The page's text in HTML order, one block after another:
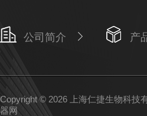
公司简介 产
Copyright © 2026 上海仁捷生物科技
器网